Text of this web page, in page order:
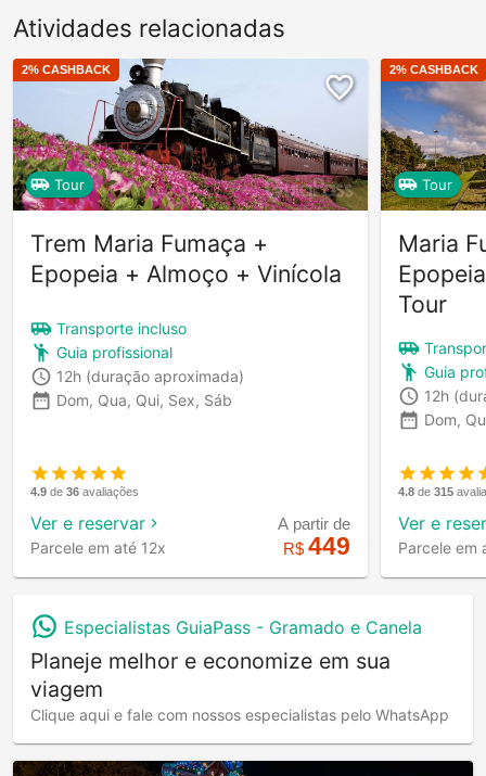
Atividades relacionadas
2% CASHBACK
Tour
Trem Maria Fumaça +
Epopeia + Almoço + Vinícola
Transporte incluso
Guia profissional
12h (duração aproximada)
Dom, Qua, Qui, Sex, Sáb
4.9 de 36 avaliações
Ver e reservar
Parcele em até 12x
A partir de
R$449
2% CASHBACK
Tour
Maria
Tour
Guia
12h
Dom,
4.8 de 315
Ver e
Parcele em
Especialistas GuiaPass - Gramado e Canela
Planeje melhor e economize em sua
viagem
Clique aqui e fale com nossos especialistas pelo WhatsApp